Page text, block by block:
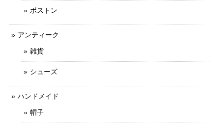
ボストン
アンティーク
雑貨
シューズ
ハンドメイド
帽子